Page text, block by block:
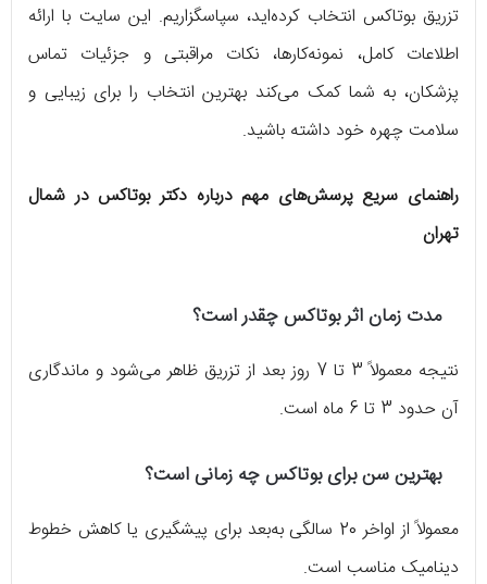
تزریق بوتاکس انتخاب کرده‌اید، سپاسگزاریم. این سایت با ارائه
اطلاعات کامل، نمونه‌کارها، نکات مراقبتی و جزئیات تماس
پزشکان، به شما کمک می‌کند بهترین انتخاب را برای زیبایی و
سلامت چهره خود داشته باشید.
راهنمای سریع پرسش‌های مهم درباره دکتر بوتاکس در شمال
تهران
مدت زمان اثر بوتاکس چقدر است؟
نتیجه معمولاً 3 تا 7 روز بعد از تزریق ظاهر می‌شود و ماندگاری
آن حدود 3 تا 6 ماه است.
بهترین سن برای بوتاکس چه زمانی است؟
معمولاً از اواخر 20 سالگی به‌بعد برای پیشگیری یا کاهش خطوط
دینامیک مناسب است.